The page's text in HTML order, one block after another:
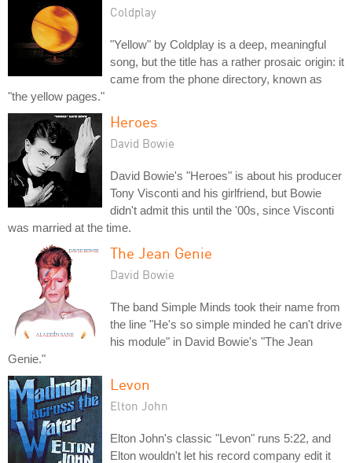
Coldplay
"Yellow" by Coldplay is a deep, meaningful
song, but the title has a rather prosaic origin: it
came from the phone directory, known as
"the yellow pages."
Heroes
David Bowie
David Bowie's "Heroes" is about his producer
Tony Visconti and his girlfriend, but Bowie
didn't admit this until the '00s, since Visconti
was married at the time.
The Jean Genie
David Bowie
The band Simple Minds took their name from
the line "He's so simple minded he can't drive
his module" in David Bowie's "The Jean
Genie."
Levon
Elton John
Elton John's classic "Levon" runs 5:22, and
Elton wouldn't let his record company edit it